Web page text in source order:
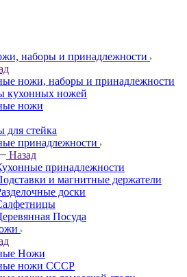
наборы и принадлежности
ножи, наборы и принадлежности
кухонных ножей
ножи
для стейка
принадлежности
Назад
принадлежности
и магнитные держатели
доски
Посуда
Ножи
ножи СССР